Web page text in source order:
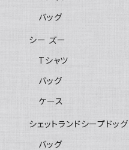
バッグ
シー ズー
Tシャツ
バッグ
ケース
シェットランドシープドッグ
バッグ